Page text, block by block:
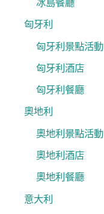
冰島餐廳
匈牙利
匈牙利景點活動
匈牙利酒店
匈牙利餐廳
奧地利
奧地利景點活動
奧地利酒店
奧地利餐廳
意大利